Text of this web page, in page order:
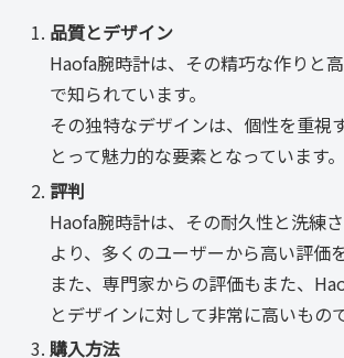
品質とデザイン
Haofa腕時計は、その精巧な作りと
で知られています。
その独特なデザインは、個性を重視
とって魅力的な要素となっています。
評判
Haofa腕時計は、その耐久性と洗練
より、多くのユーザーから高い評価
また、専門家からの評価もまた、
とデザインに対して非常に高いもので
購入方法